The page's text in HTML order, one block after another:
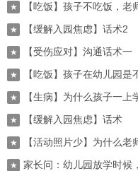
★ 【吃饭】孩子不吃饭，老
★ 【缓解入园焦虑】话术2
★ 【受伤应对】沟通话术一
★ 【吃饭】孩子在幼儿园
饿？
★ 【生病】为什么孩子一上
★ 【缓解入园焦虑】话术
★ 【活动照片少】为什么
★ 家长问：幼儿园放学时候